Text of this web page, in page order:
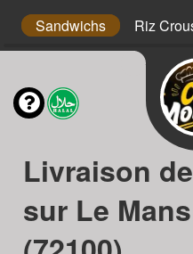
Sandwichs Riz
Livraison
sur Le